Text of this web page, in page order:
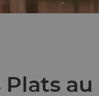
Plats